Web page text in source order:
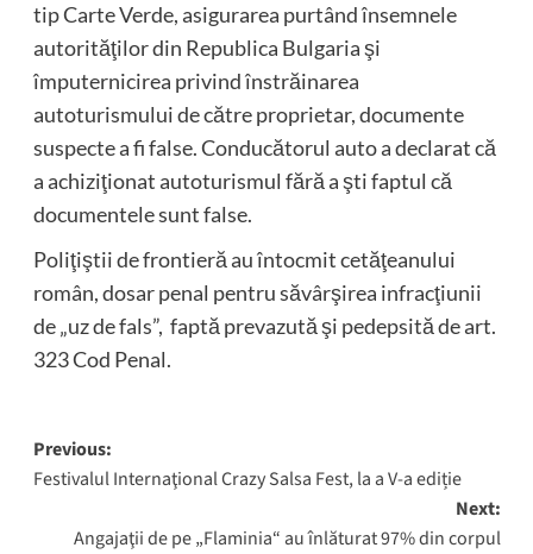
tip Carte Verde, asigurarea purtând însemnele
autorităţilor din Republica Bulgaria şi
împuternicirea privind înstrăinarea
autoturismului de către proprietar, documente
suspecte a fi false. Conducătorul auto a declarat că
a achiziţionat autoturismul fără a şti faptul că
documentele sunt false.
Poliţiştii de frontieră au întocmit cetăţeanului
român, dosar penal pentru săvârşirea infracţiunii
de „uz de fals”, faptă prevazută şi pedepsită de art.
323 Cod Penal.
Post
navigation
Previous:
Festivalul Internaţional Crazy Salsa Fest, la a V-a ediție
Next:
Angajaţii de pe „Flaminia“ au înlăturat 97% din corpul